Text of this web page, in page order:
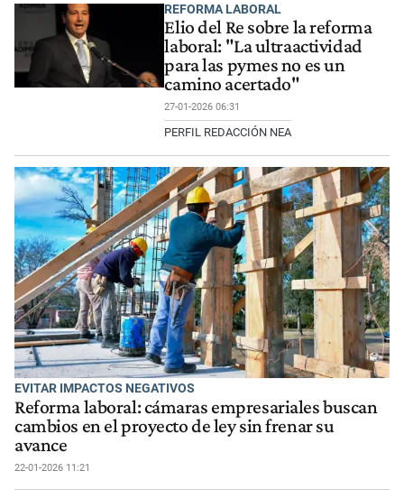
REFORMA LABORAL
Elio del Re sobre la reforma
laboral: "La ultraactividad
para las pymes no es un
camino acertado"
27-01-2026 06:31
PERFIL REDACCIÓN NEA
EVITAR IMPACTOS NEGATIVOS
Reforma laboral: cámaras empresariales buscan
cambios en el proyecto de ley sin frenar su
avance
22-01-2026 11:21